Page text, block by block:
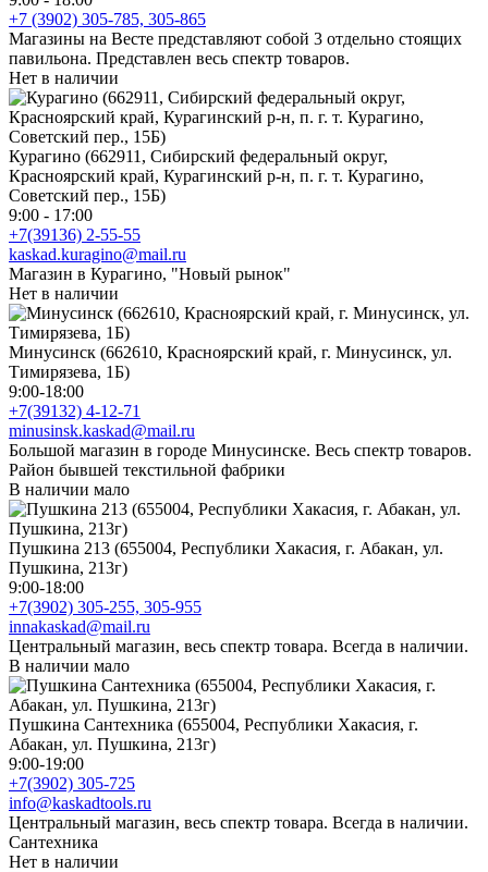
+7 (3902) 305-785, 305-865
Магазины на Весте представляют собой 3 отдельно стоящих
павильона. Представлен весь спектр товаров.
Нет в наличии
Курагино (662911, Сибирский федеральный округ,
Красноярский край, Курагинский р-н, п. г. т. Курагино,
Советский пер., 15Б)
9:00 - 17:00
+7(39136) 2-55-55
kaskad.kuragino@mail.ru
Магазин в Курагино, "Новый рынок"
Нет в наличии
Минусинск (662610, Красноярский край, г. Минусинск, ул.
Тимирязева, 1Б)
9:00-18:00
+7(39132) 4-12-71
minusinsk.kaskad@mail.ru
Большой магазин в городе Минусинске. Весь спектр товаров.
Район бывшей текстильной фабрики
В наличии мало
Пушкина 213 (655004, Республики Хакасия, г. Абакан, ул.
Пушкина, 213г)
9:00-18:00
+7(3902) 305-255, 305-955
innakaskad@mail.ru
Центральный магазин, весь спектр товара. Всегда в наличии.
В наличии мало
Пушкина Сантехника (655004, Республики Хакасия, г.
Абакан, ул. Пушкина, 213г)
9:00-19:00
+7(3902) 305-725
info@kaskadtools.ru
Центральный магазин, весь спектр товара. Всегда в наличии.
Сантехника
Нет в наличии